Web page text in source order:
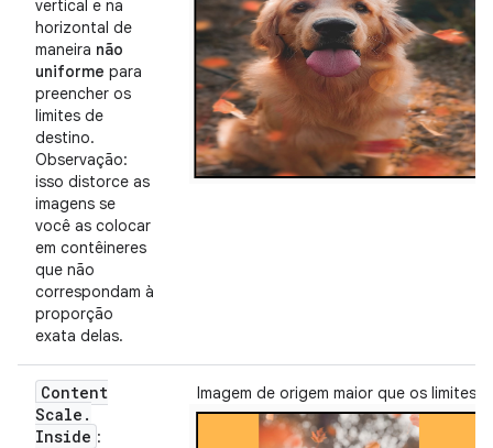
vertical e na
horizontal de
maneira não
uniforme para
preencher os
limites de
destino.
Observação:
isso distorce as
imagens se
você as colocar
em contêineres
que não
correspondam à
proporção
exata delas.
Content
Scale .
Inside :
Imagem de origem maior que os limites: